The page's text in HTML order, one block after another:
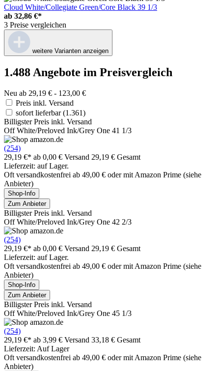
Cloud White/Collegiate Green/Core Black 39 1/3
ab 32,86 €*
3 Preise vergleichen
weitere Varianten anzeigen
1.488 Angebote im Preisvergleich
Neu ab 29,19 € - 123,00 €
Preis inkl. Versand
sofort lieferbar(1.361)
Billigster Preis inkl. Versand
Off White/Preloved Ink/Grey One 41 1/3
(254)
29,19 €* ab 0,00 € Versand 29,19 € Gesamt
Lieferzeit: auf Lager.
Oft versandkostenfrei ab 49,00 € oder mit Amazon Prime (siehe
Anbieter)
Shop-Info
Zum Anbieter
Billigster Preis inkl. Versand
Off White/Preloved Ink/Grey One 42 2/3
(254)
29,19 €* ab 0,00 € Versand 29,19 € Gesamt
Lieferzeit: auf Lager.
Oft versandkostenfrei ab 49,00 € oder mit Amazon Prime (siehe
Anbieter)
Shop-Info
Zum Anbieter
Billigster Preis inkl. Versand
Off White/Preloved Ink/Grey One 45 1/3
(254)
29,19 €* ab 3,99 € Versand 33,18 € Gesamt
Lieferzeit: Auf Lager
Oft versandkostenfrei ab 49,00 € oder mit Amazon Prime (siehe
Anbieter)